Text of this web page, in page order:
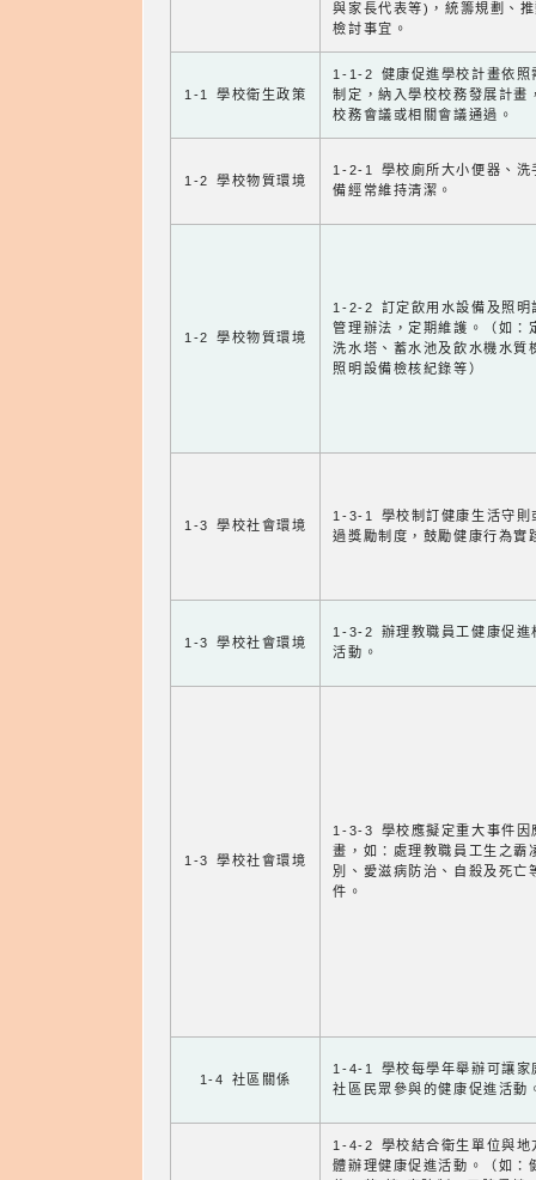
與家長代表等)，統籌規劃、
檢討事宜。
1-1 學校衛生政策
1-1-2 健康促進學校計畫依照
制定，納入學校校務發展計畫
校務會議或相關會議通過。
1-2 學校物質環境
1-2-1 學校廁所大小便器、洗
備經常維持清潔。
1-2 學校物質環境
1-2-2 訂定飲用水設備及照明
管理辦法，定期維護。（如：
洗水塔、蓄水池及飲水機水質
照明設備檢核紀錄等）
1-3 學校社會環境
1-3-1 學校制訂健康生活守則
過獎勵制度，鼓勵健康行為實
1-3 學校社會環境
1-3-2 辦理教職員工健康促進
活動。
1-3 學校社會環境
1-3-3 學校應擬定重大事件因
畫，如：處理教職員工生之霸
別、愛滋病防治、自殺及死亡
件。
1-4 社區關係
1-4-1 學校每學年舉辦可讓家
社區民眾參與的健康促進活動
1-4-2 學校結合衛生單位與地
體辦理健康促進活動。（如：